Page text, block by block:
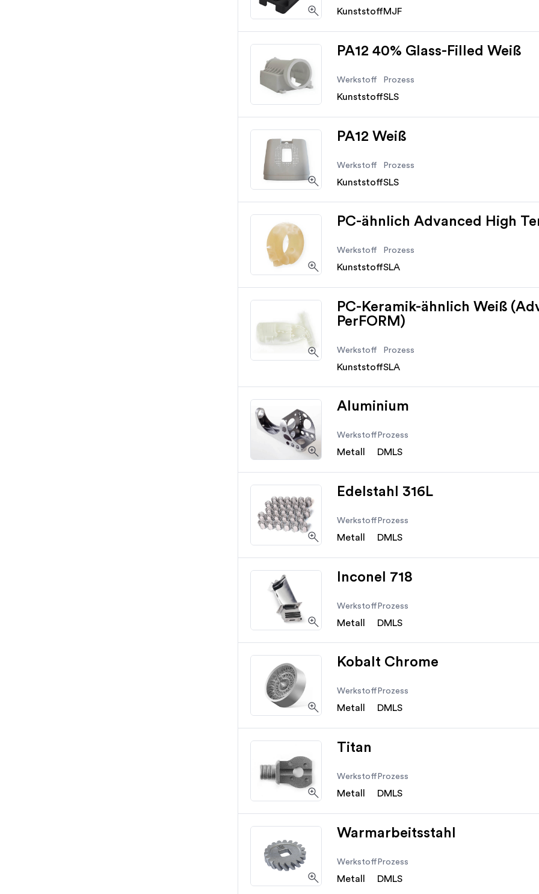
KunststoffMJF
PA12 40% Glass-Filled Weiß
Werkstoff
Kunststoff
Prozess
SLS
PA12 Weiß
Werkstoff
Kunststoff
Prozess
SLS
PC-ähnlich Advanced High
Werkstoff
Kunststoff
Prozess
SLA
PC-Keramik-ähnlich Weiß
PerFORM)
Werkstoff
Kunststoff
Prozess
SLA
Aluminium
Werkstoff
Metall
Prozess
DMLS
Edelstahl 316L
Werkstoff
Metall
Prozess
DMLS
Inconel 718
Werkstoff
Metall
Prozess
DMLS
Kobalt Chrome
Werkstoff
Metall
Prozess
DMLS
Titan
Werkstoff
Metall
Prozess
DMLS
Warmarbeitsstahl
Werkstoff
Metall
Prozess
DMLS